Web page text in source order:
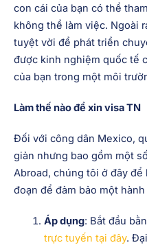
con cái của bạn có thể
không thể làm việc. Ngoài
tuyệt vời để phát triển
được kinh nghiệm quốc tế
của bạn trong một môi
Làm thế nào để xin visa TN
Đối với công dân Mexico,
giản nhưng bao gồm một
Abroad, chúng tôi ở đây
đoạn để đảm bảo một
Áp dụng: Bắt đầu
trực tuyến tại đây.